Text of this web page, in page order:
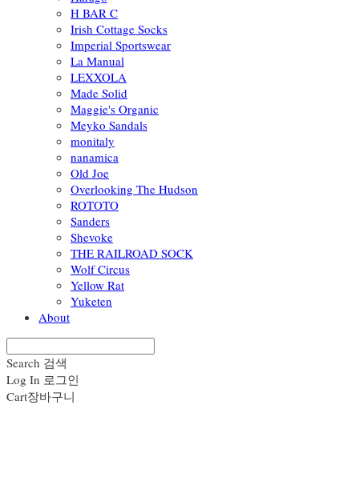
H BAR C
Irish Cottage Socks
Imperial Sportswear
La Manual
LEXXOLA
Made Solid
Maggie's Organic
Meyko Sandals
monitaly
nanamica
Old Joe
Overlooking The Hudson
ROTOTO
Sanders
Shevoke
THE RAILROAD SOCK
Wolf Circus
Yellow Rat
Yuketen
About
Search 검색
Log In 로그인
Cart장바구니